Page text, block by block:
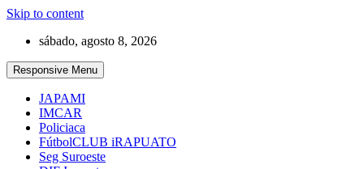
Skip to content
sábado, agosto 8, 2026
Responsive Menu
JAPAMI
IMCAR
Policiaca
FútbolCLUB iRAPUATO
Seg Suroeste